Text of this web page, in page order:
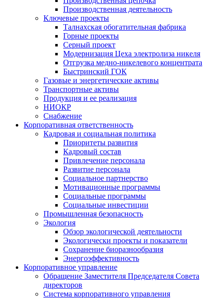
Производственная деятельность
Ключевые проекты
Талнахская обогатительная фабрика
Горные проекты
Серный проект
Модернизация Цеха электролиза никеля
Отгрузка медно-никелевого концентрата
Быстринский ГОК
Газовые и энергетические активы
Транспортные активы
Продукция и ее реализация
НИОКР
Снабжение
Корпоративная ответственность
Кадровая и социальная политика
Приоритеты развития
Кадровый состав
Привлечение персонала
Развитие персонала
Социальное партнерство
Мотивационные программы
Социальные программы
Социальные инвестиции
Промышленная безопасность
Экология
Обзор экологической деятельности
Экологически проекты и показатели
Сохранение биоразнообразия
Энергоэффективность
Корпоративное управление
Обращение Заместителя Председателя Совета
директоров
Система корпоративного управления